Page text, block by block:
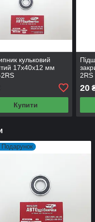
кульковий
17х40х12 мм
Купити
2RS
20
Подарунок